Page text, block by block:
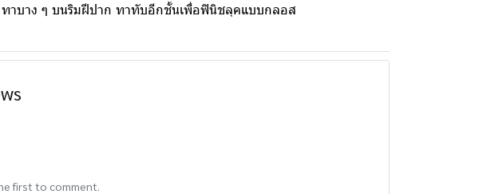
ทาบาง ๆ บนริมฝีปาก ทาทับอีกชั้นเพื่อฟินิชลุคแบบกลอส
first to comment.